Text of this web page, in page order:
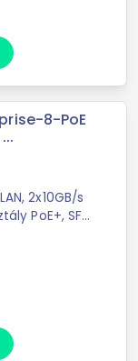
8-PoE
2x10GB/s
PoE+, SFP